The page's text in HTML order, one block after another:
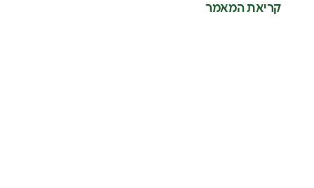
קריאת המאמר